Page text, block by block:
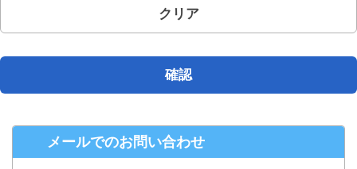
個人情報の取扱いの委託について
開示対象個人情報の開示等および問合せ窓口について
ご本人からの求めにより、当社が保有する開示対象個人情報の、利用
す。
株式会社シースクェア 個人情報お問合せ窓口
クリア
確認
メールでのお問い合わせ